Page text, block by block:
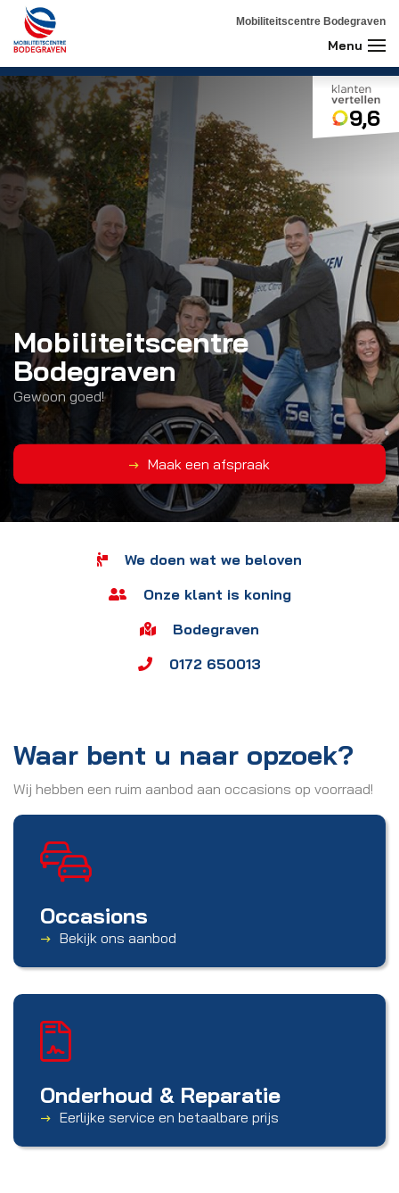
Mobiliteitscentre Bodegraven
9,6
Mobiliteitscentre
Bodegraven
Gewoon goed!
Maak een afspraak
We doen wat we beloven
Onze klant is koning
Bodegraven
0172 650013
Waar bent u naar opzoek?
Wij hebben een ruim aanbod aan occasions op voorraad!
Occasions
Bekijk ons aanbod
Onderhoud & Reparatie
Eerlijke service en betaalbare prijs